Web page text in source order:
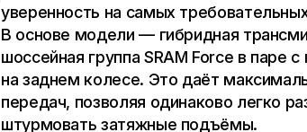
уверенность на самых
В основе модели — гибридная
шоссейная группа SRAM Force в паре с
на заднем колесе. Это даёт
передач, позволяя одинаково легко
штурмовать затяжные подъёмы.